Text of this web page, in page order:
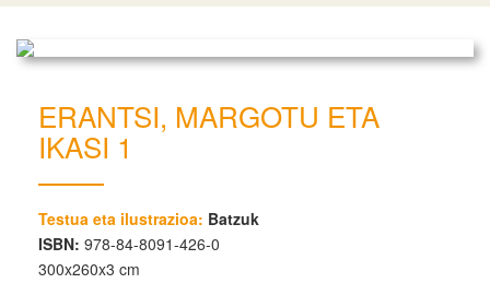
ERANTSI, MARGOTU ETA
IKASI 1
Testua eta ilustrazioa: Batzuk
ISBN: 978-84-8091-426-0
300x260x3 cm